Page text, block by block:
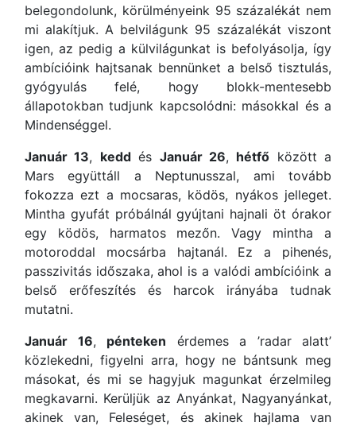
belegondolunk, körülményeink 95 százalékát nem
mi alakítjuk. A belvilágunk 95 százalékát viszont
igen, az pedig a külvilágunkat is befolyásolja, így
ambícióink hajtsanak bennünket a belső tisztulás,
gyógyulás felé, hogy blokk-mentesebb
állapotokban tudjunk kapcsolódni: másokkal és a
Mindenséggel.
Január 13, keddés Január 26, hétfő között a
Mars együttáll a Neptunusszal, ami tovább
fokozza ezt a mocsaras, ködös, nyákos jelleget.
Mintha gyufát próbálnál gyújtani hajnali öt órakor
egy ködös, harmatos mezőn. Vagy mintha a
motoroddal mocsárba hajtanál. Ez a pihenés,
passzivitás időszaka, ahol is a valódi ambícióink a
belső erőfeszítés és harcok irányába tudnak
mutatni.
Január 16, pénteken érdemes a ’radar alatt’
közlekedni, figyelni arra, hogy ne bántsunk meg
másokat, és mi se hagyjuk magunkat érzelmileg
megkavarni. Kerüljük az Anyánkat, Nagyanyánkat,
akinek van, Feleséget, és akinek hajlama van